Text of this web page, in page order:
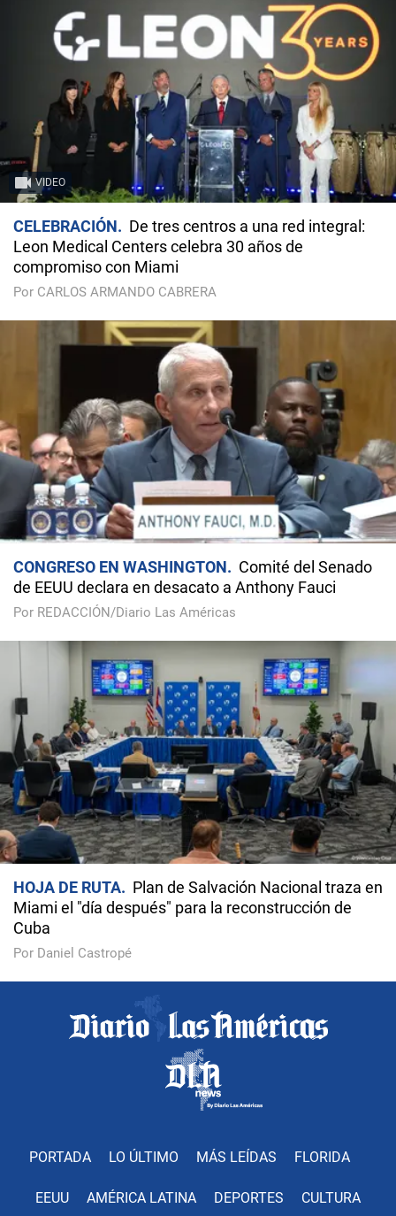
VIDEO
CELEBRACIÓN
De tres centros a una red integral:
Leon Medical Centers celebra 30 años de
compromiso con Miami
Por CARLOS ARMANDO CABRERA
CONGRESO EN WASHINGTON
Comité del Senado
de EEUU declara en desacato a Anthony Fauci
Por REDACCIÓN/Diario Las Américas
HOJA DE RUTA
Plan de Salvación Nacional traza en
Miami el "día después" para la reconstrucción de
Cuba
Por Daniel Castropé
PORTADA LO ÚLTIMO MÁS LEÍDAS FLORIDA
EEUU AMÉRICA LATINA DEPORTES CULTURA